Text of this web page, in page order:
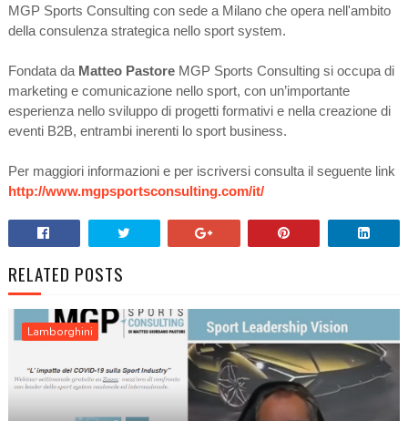
MGP Sports Consulting con sede a Milano che opera nell'ambito
della consulenza strategica nello sport system.
Fondata da Matteo PastoreMGP Sports Consulting si occupa di
marketing e comunicazione nello sport, con un’importante
esperienza nello sviluppo di progetti formativi e nella creazione di
eventi B2B, entrambi inerenti lo sport business.
Per maggiori informazioni e per iscriversi consulta il seguente link
http://www.mgpsportsconsulting.com/it/
RELATED POSTS
Lamborghini